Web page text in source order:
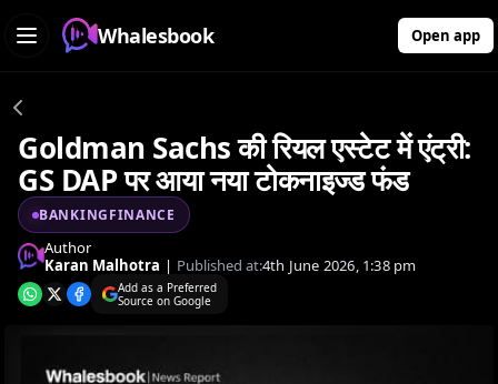
Whalesbook Open app
Goldman Sachs की रियल एस्टेट में एंट्री:
GS DAP पर आया नया टोकनाइज्ड फंड
BANKINGFINANCE
Author
Karan Malhotra | Published at:4th June 2026, 1:38 pm
Add as a Preferred
Source on Google